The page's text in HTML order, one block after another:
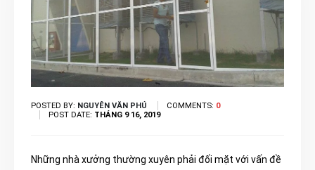
POSTED BY: NGUYÊN VĂN PHÚ COMMENTS: 0
POST DATE: THÁNG 9 16, 2019
Những nhà xưởng thường xuyên phải đối mặt với vấn đề